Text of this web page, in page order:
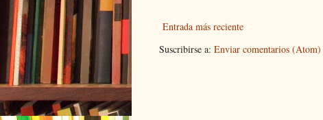
Entrada más reciente
Suscribirse a: Enviar comentarios (Atom)